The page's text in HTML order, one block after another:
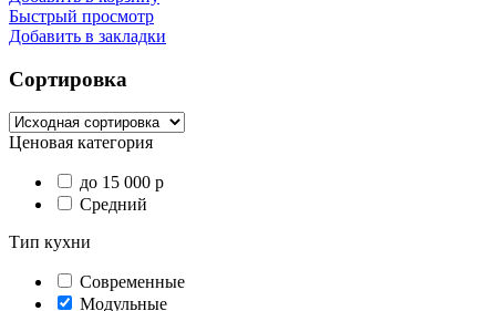
Быстрый просмотр
Добавить в закладки
Сортировка
Ценовая категория
до 15 000 р
Средний
Тип кухни
Современные
Модульные